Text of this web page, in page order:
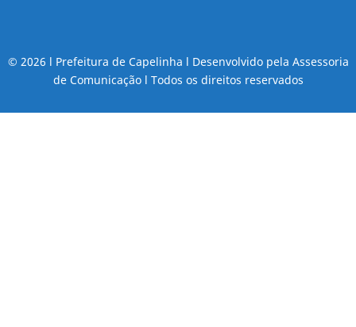
© 2026 l Prefeitura de Capelinha l Desenvolvido pela Assessoria
de Comunicação l Todos os direitos reservados